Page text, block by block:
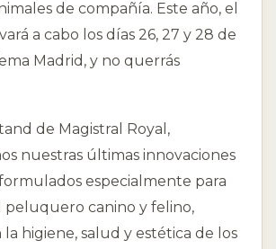
de compañía. Este año, el
a cabo los días 26, 27 y 28 de
Madrid, y no querrás
de Magistral Royal,
nuestras últimas innovaciones
especialmente para
peluquero canino y felino,
higiene, salud y estética de los